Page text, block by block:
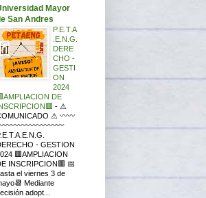
Mayor
San Andres
P.E.T.A
.E.N.G.
DERE
CHO -
GESTI
ON
2024
DE
- ⚠
⚠ 〰〰
〰〰〰〰〰〰〰〰
- GESTION
🟥AMPLIACION
INSCRIPCION🟥 📅
el viernes 3 de
Mediante
adopt...